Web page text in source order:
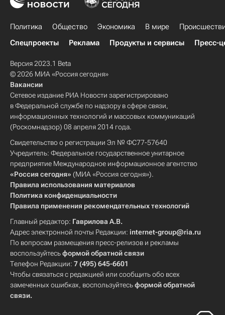
Политика Общество Экономика В мире
Спецпроекты
Реклама Продукты и сервисы Пресс-
Версия 2023.1 Beta
© 2026 МИА «Россия сегодня»
Вакансии
Сетевое издание РИА Новости зарегистрировано
в Федеральной службе по надзору в сфере связи,
информационных технологий и массовых коммуникаций
(Роскомнадзор) 08 апреля 2014 года.
Свидетельство о регистрации Эл № ФС77-57640
Учредитель: Федеральное государственное унитарное
предприятие Международное информационное агентство
«Россия сегодня» (МИА «Россия сегодня»).
Правила использования материалов
Политика конфиденциальности
Правила применения рекомендательных технологий
Главный редактор: Гаврилова А.В.
Адрес электронной почты Редакции: internet-group@ria.ru
По вопросам размещения пресс-релизов и рекламы
воспользуйтесьформой обратной связи
Телефон Редакции: 7 (495) 645-6601
Чтобы связаться с редакцией или сообщить обо всех
замеченных ошибках, воспользуйтесьформой обратной
связи.